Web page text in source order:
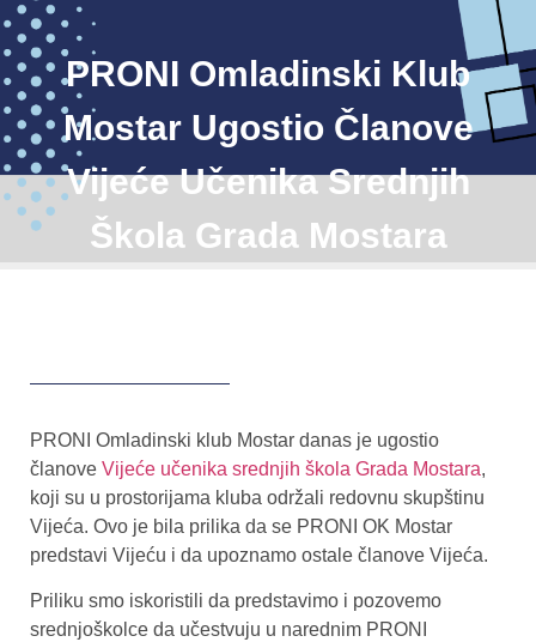
PRONI Omladinski Klub
Mostar Ugostio Članove
Vijeće Učenika Srednjih
Škola Grada Mostara
PRONI Omladinski klub Mostar danas je ugostio
članove Vijeće učenika srednjih škola Grada Mostara,
koji su u prostorijama kluba održali redovnu skupštinu
Vijeća. Ovo je bila prilika da se PRONI OK Mostar
predstavi Vijeću i da upoznamo ostale članove Vijeća.
Priliku smo iskoristili da predstavimo i pozovemo
srednjoškolce da učestvuju u narednim PRONI